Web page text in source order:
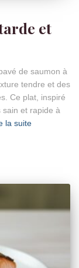
et
de saumon à
tendre et des
Ce plat, inspiré
et rapide à
la suite